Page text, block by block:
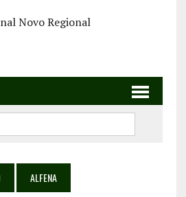
ALFENA